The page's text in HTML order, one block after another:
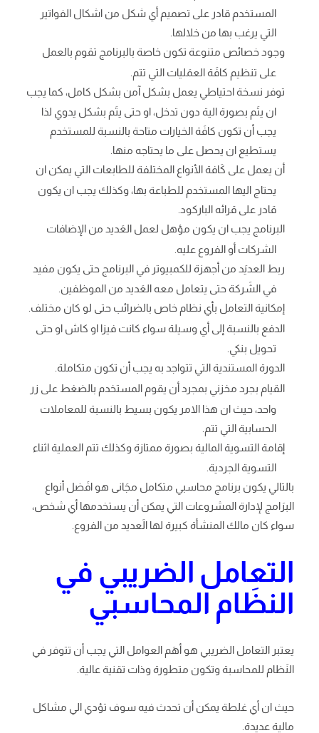
المستخدم قادر على تصميم أي شكل من اشكال الفواتير
التي يرغب بها من خلالها.
وجود خصائص متنوعة تكون خاصة بالبرنامج تقوم بالعمل
على تنظيم كافَة العمَليات التي تتم.
توفر نسخة احتياطي يعمل بشكل آمن بشكل كامل، كما يجب
ان يتَم بصورة الية دون تدخل، او حتى يتَم بشكل يدوي لذا
يجب أن تكون كافَة الخيارات متاحة بالنسبة للمستخدم
يستطيع ان يحصل على ما يحتاجه منها.
أن يعمل على كَافة الأنواع المختلفة للطابعات التي يمكن ان
يحتاج اليها المستخدم للطباعة بها، وكذلك يجب ان يكون
قادر على قرائه الباركود.
البرنامج يجب ان يكون مؤهل لعمل العَديد من الإضافات
الشركات أو الفروع عليه.
ربط العديَد من أجهزة للكمبيوتر في البرنامج حتى يكون مفيد
في الشَركة حتى يتعامل معه العَديد من الموظفين.
إمكانية التعامل بأي نظام خاص بالضرائب حتى لو كان مختلف.
الدفع بالنسبة إلى أي وسيلة سواء كانت فيزا او كاش او حتى
تحويل بنكي.
الدورة المستندية التي تتواجد به يجب أن تكون متكاملة.
القيام بجرد مخزني بمجرد أن يقوم المستخدم بالضغط على زر
واحد، حيث ان هذا الامر يكون بسيط بالنسبة للمعاملات
الحسابية التي تتم.
إقامة التسوية المالية بصورة ممتازة وكذلك تتم العملية اثناء
التسوية الجردية.
بالتالي يكون برنامج محاسبي متكامل مجَانى هو افَضل أنواع
البرَامج لإدارة المشروعات التي يمكن أن يستخدمها أي شخص،
سواء كان مالك المنشأة كبيرة لها الَعديد من الفروع.
التعامل الضريبي في
النظَام المحاسبي
يعتبر التعامل الضريبي هو أهَم العوامل التي يجب أن تتوفر في
النَظام للمحاسبة وتكون متطورة وذات تقنية عالية.
حيث ان أي غلطة يمكن أن تحدث فيه سوف تؤدي الي مشاكل
مالية عديدة.